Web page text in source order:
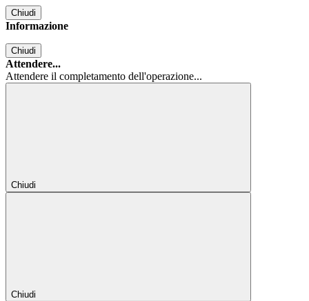
Chiudi
Informazione
Chiudi
Attendere...
Attendere il completamento dell'operazione...
Chiudi
Chiudi